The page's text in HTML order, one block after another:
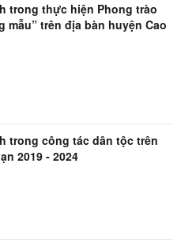
trong thực hiện Phong trào
trên địa bàn huyện Cao
trong công tác dân tộc trên
2019 - 2024